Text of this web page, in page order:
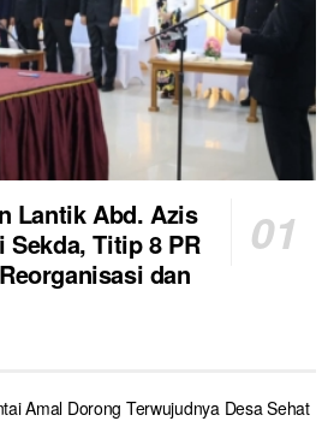
Lantik Abd. Azis
Sekda, Titip 8 PR
dan
Amal Dorong Terwujudnya Desa Sehat